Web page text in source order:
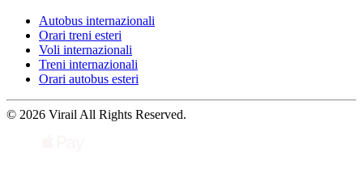
Autobus internazionali
Orari treni esteri
Voli internazionali
Treni internazionali
Orari autobus esteri
© 2026 Virail All Rights Reserved.